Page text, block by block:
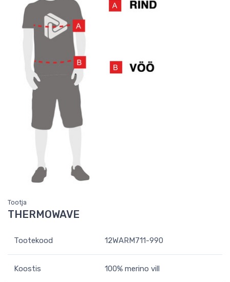
Tootja
THERMOWAVE
Tootekood 12WARM711-990
Koostis 100% merino vill